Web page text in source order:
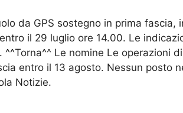
da GPS sostegno in prima fascia,
il 29 luglio ore 14.00. Le
Le nomine Le operazioni
entro il 13 agosto. Nessun posto
Notizie.